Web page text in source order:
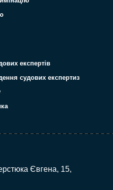
експертів
судових експертиз
Євгена, 15,